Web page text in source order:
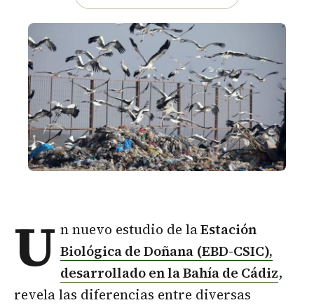
U n nuevo estudio de laEstación
Biológica de Doñana (EBD-CSIC),
desarrollado en la Bahía de Cádiz,
revela las diferencias entre diversas